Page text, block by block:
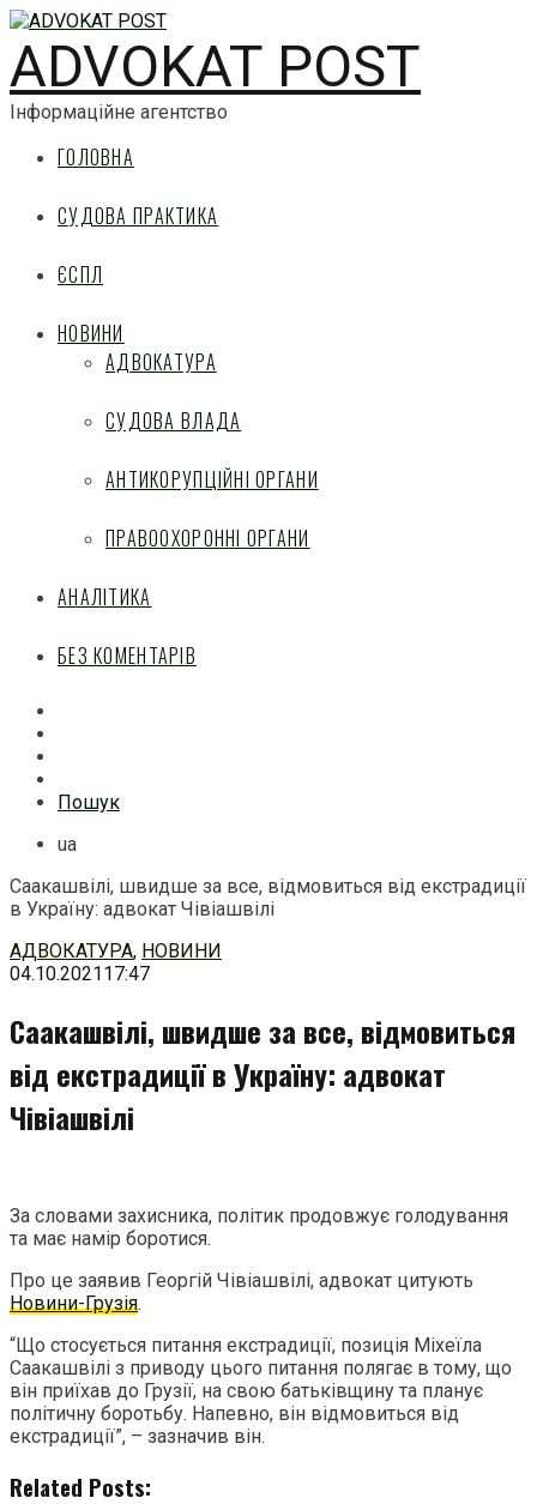
ADVOKAT POST
Інформаційне агентство
ГОЛОВНА
СУДОВА ПРАКТИКА
ЄСПЛ
НОВИНИ
АДВОКАТУРА
СУДОВА ВЛАДА
АНТИКОРУПЦІЙНІ ОРГАНИ
ПРАВООХОРОННІ ОРГАНИ
АНАЛІТИКА
БЕЗ КОМЕНТАРІВ
Пошук
ua
Саакашвілі, швидше за все, відмовиться від екстрадиції
в Україну: адвокат Чівіашвілі
Перейти
до
АДВОКАТУРА, НОВИНИ
04.10.202117:47
Саакашвілі, швидше за все, відмовиться
від екстрадиції в Україну: адвокат
Чівіашвілі
За словами захисника, політик продовжує голодування
та має намір боротися.
Про це заявив Георгій Чівіашвілі, адвокат цитують
Новини-Грузія.
“Що стосується питання екстрадиції, позиція Міхеїла
Саакашвілі з приводу цього питання полягає в тому, що
він приїхав до Грузії, на свою батьківщину та планує
політичну боротьбу. Напевно, він відмовиться від
екстрадиції”, – зазначив він.
Related Posts: